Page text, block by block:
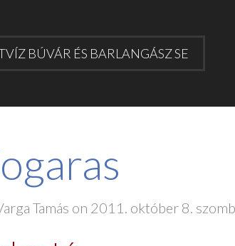
BÚVÁR ÉS BARLANGÁSZ SE
Tamás on 2011. október 8.